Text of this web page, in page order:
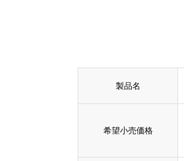
製品名
希望小売価格